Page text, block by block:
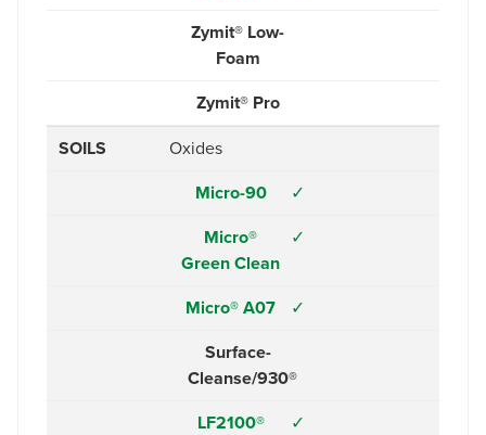
Zymit® Low-
Foam
Zymit® Pro
SOILS Oxides
Micro-90 ✓
Micro®
Green Clean
✓
Micro® A07 ✓
Surface-
Cleanse/930®
LF2100® ✓